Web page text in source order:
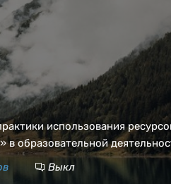
использования
в образовательной
Выкл